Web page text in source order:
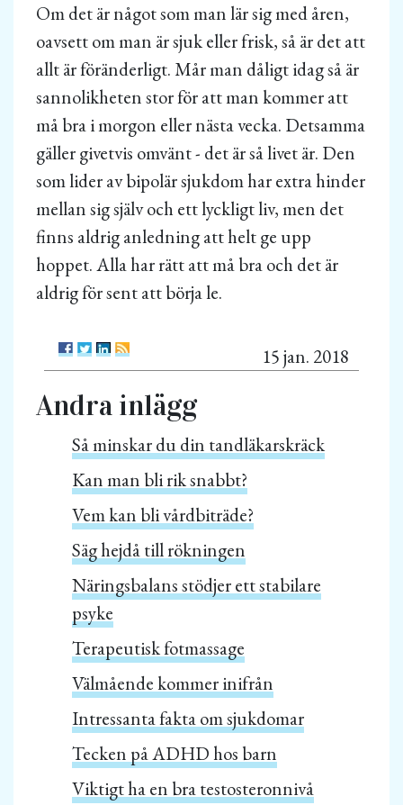
Om det är något som man lär sig med åren,
oavsett om man är sjuk eller frisk, så är det att
allt är föränderligt. Mår man dåligt idag så är
sannolikheten stor för att man kommer att
må bra i morgon eller nästa vecka. Detsamma
gäller givetvis omvänt - det är så livet är. Den
som lider av bipolär sjukdom har extra hinder
mellan sig själv och ett lyckligt liv, men det
finns aldrig anledning att helt ge upp
hoppet. Alla har rätt att må bra och det är
aldrig för sent att börja le.
15 jan. 2018
Andra inlägg
Så minskar du din tandläkarskräck
Kan man bli rik snabbt?
Vem kan bli vårdbiträde?
Säg hejdå till rökningen
Näringsbalans stödjer ett stabilare
psyke
Terapeutisk fotmassage
Välmående kommer inifrån
Intressanta fakta om sjukdomar
Tecken på ADHD hos barn
Viktigt ha en bra testosteronnivå